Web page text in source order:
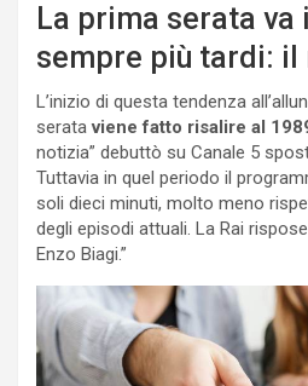
La prima serata va
sempre più tardi: il
L’inizio di questa tendenza
serataviene fatto risalire al
notizia” debuttò su Canale 5
Tuttavia in quel periodo il
soli dieci minuti, molto meno
degli episodi attuali. La Rai
Enzo Biagi.”